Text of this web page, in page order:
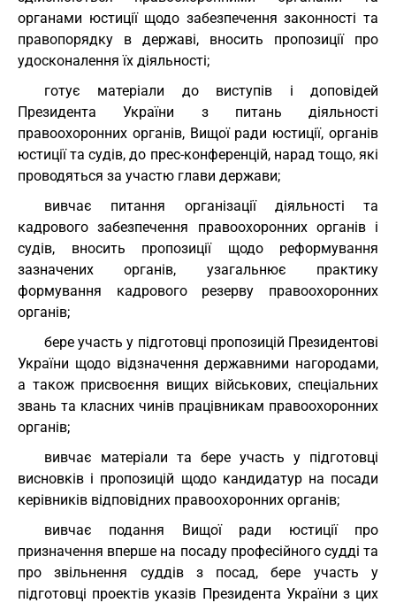
органами юстиції щодо забезпечення законності та
правопорядку в державі, вносить пропозиції про
удосконалення їх діяльності;
готує матеріали до виступів і доповідей
Президента України з питань діяльності
правоохоронних органів, Вищої ради юстиції, органів
юстиції та судів, до прес-конференцій, нарад тощо, які
проводяться за участю глави держави;
вивчає питання організації діяльності та
кадрового забезпечення правоохоронних органів і
судів, вносить пропозиції щодо реформування
зазначених органів, узагальнює практику
формування кадрового резерву правоохоронних
органів;
бере участь у підготовці пропозицій Президентові
України щодо відзначення державними нагородами,
а також присвоєння вищих військових, спеціальних
звань та класних чинів працівникам правоохоронних
органів;
вивчає матеріали та бере участь у підготовці
висновків і пропозицій щодо кандидатур на посади
керівників відповідних правоохоронних органів;
вивчає подання Вищої ради юстиції про
призначення вперше на посаду професійного судді та
про звільнення суддів з посад, бере участь у
підготовці проектів указів Президента України з цих